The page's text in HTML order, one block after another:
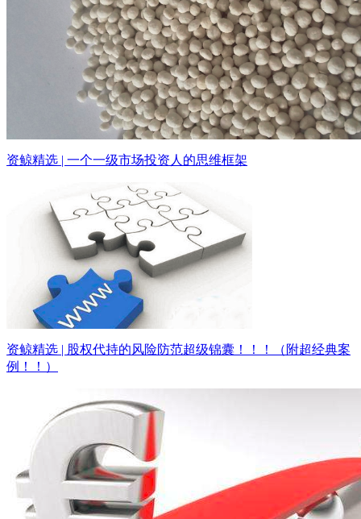
资鲸精选 | 一个一级市场投资人的思维框架
资鲸精选 | 股权代持的风险防范超级锦囊！！！（附超经典案
例！！）